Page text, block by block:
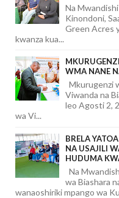
Na
Kinondoni,
Green Acres
kwanza kua...
WMA NANE
Mkurugenzi
Viwanda na
leo Agosti 2,
wa Vi...
BRELA
NA USAJILI
HUDUMA
Na
wa Biashara
wanaoshiriki mpango wa